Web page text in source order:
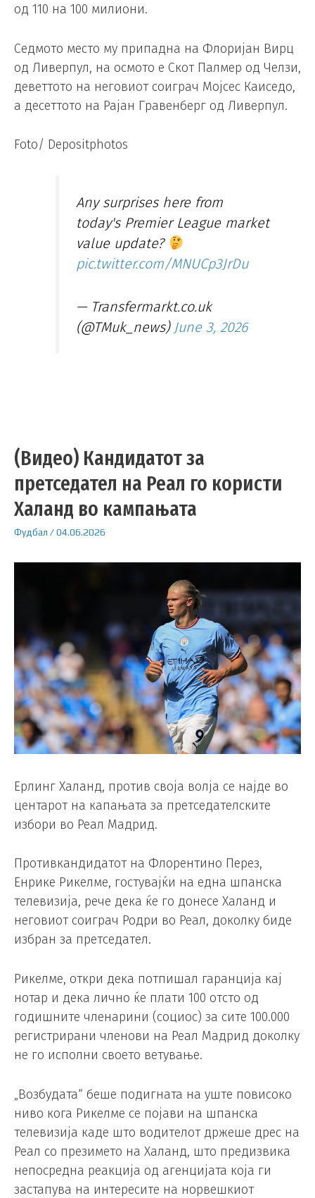
од 110 на 100 милиони.
Седмото место му припадна на Флоријан Вирц
од Ливерпул, на осмото е Скот Палмер од Челзи,
деветтото на неговиот соиграч Мојсес Каиседо,
а десеттото на Рајан Гравенберг од Ливерпул.
Foto/ Depositphotos
Any surprises here from
today's Premier League market
value update?
pic.twitter.com/MNUCp3JrDu
— Transfermarkt.co.uk
(@TMuk_news) June 3, 2026
(Видео) Кандидатот за
претседател на Реал го користи
Халанд во кампањата
Фудбал /04.06.2026
Ерлинг Халанд, против своја волја се најде во
центарот на капањата за претседателските
избори во Реал Мадрид.
Противкандидатот на Флорентино Перез,
Енрике Рикелме, гостувајќи на една шпанска
телевизија, рече дека ќе го донесе Халанд и
неговиот соиграч Родри во Реал, доколку биде
избран за претседател.
Рикелме, откри дека потпишал гаранција кај
нотар и дека лично ќе плати 100 отсто од
годишните членарини (социос) за сите 100.000
регистрирани членови на Реал Мадрид доколку
не го исполни своето ветување.
„Возбудата“ беше подигната на уште повисоко
ниво кога Рикелме се појави на шпанска
телевизија каде што водителот држеше дрес на
Реал со презимето на Халанд, што предизвика
непосредна реакција од агенцијата која ги
застапува на интересите на норвешкиот